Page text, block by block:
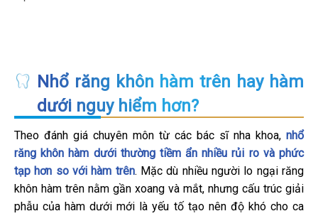
Nhổ răng khôn hàm trên hay hàm
dưới nguy hiểm hơn?
Theo đánh giá chuyên môn từ các bác sĩ nha khoa, nhổ
răng khôn hàm dưới thường tiềm ẩn nhiều rủi ro và phức
tạp hơn so với hàm trên. Mặc dù nhiều người lo ngại răng
khôn hàm trên nằm gần xoang và mắt, nhưng cấu trúc giải
phẫu của hàm dưới mới là yếu tố tạo nên độ khó cho ca